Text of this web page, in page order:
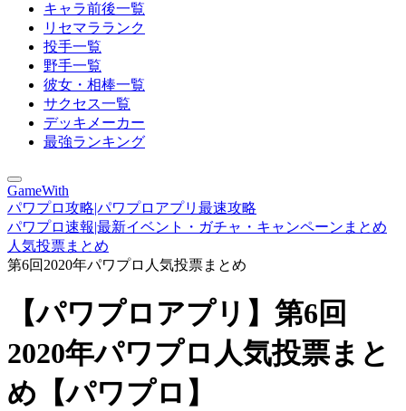
キャラ前後一覧
リセマラランク
投手一覧
野手一覧
彼女・相棒一覧
サクセス一覧
デッキメーカー
最強ランキング
GameWith
パワプロ攻略|パワプロアプリ最速攻略
パワプロ速報|最新イベント・ガチャ・キャンペーンまとめ
人気投票まとめ
第6回2020年パワプロ人気投票まとめ
【パワプロアプリ】第6回
2020年パワプロ人気投票まと
め【パワプロ】